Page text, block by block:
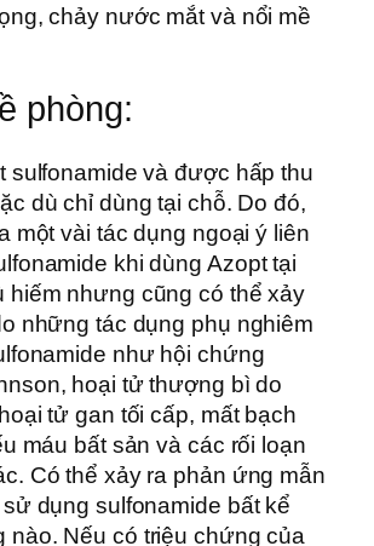
chảy nước mắt và nổi mề
phòng:
sulfonamide và được hấp thu
dù chỉ dùng tại chỗ. Do đó,
một vài tác dụng ngoại ý liên
khi dùng Azopt tại
hiếm nhưng cũng có thể xảy
những tác dụng phụ nghiêm
như hội chứng
hoại tử thượng bì do
tử gan tối cấp, mất bạch
máu bất sản và các rối loạn
Có thể xảy ra phản ứng mẫn
dụng sulfonamide bất kể
nào. Nếu có triệu chứng của